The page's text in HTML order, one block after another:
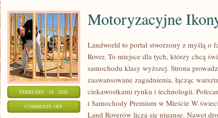
FEBRUARY - 18 - 2026
COMMENTS OFFON
Motoryzacyjne
Landworld to portal stworzony z myślą o
Rover. To miejsce dla tych, którzy chcą
samochodu klasy wyższej. Strona
zaawansowane zagadnienia, łącząc
ciekawostkami rynku i technologii.
i Samochody Premium w Mieście W
Land Roverów liczą się niuanse. Nawet